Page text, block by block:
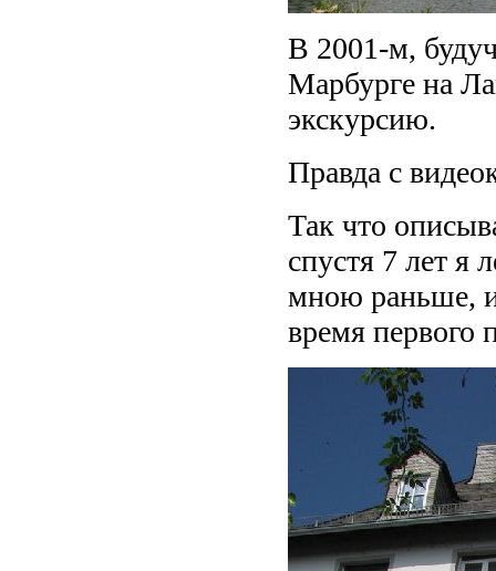
В 2001-м,
Марбурге на
экскурсию.
Правда с
Так что
спустя 7 лет я
мною раньше,
время первого